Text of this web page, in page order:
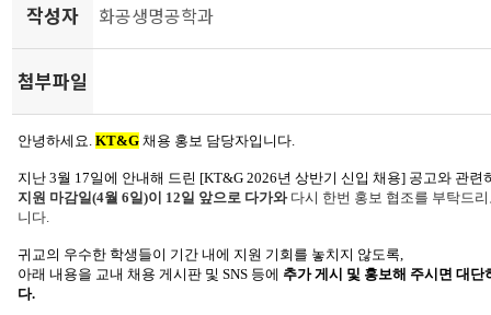
작성자 화공생명공학과
첨부파일
안녕하세요.KT&G 채용 홍보 담당자입니다.
지난 3월 17일에 안내해 드린 [KT&G 2026년 상반기 신입 채용] 공고와 관련
지원 마감일(4월 6일)이 12일 앞으로 다가와다시 한번 홍보 협조를 부탁드
니다.
귀교의 우수한 학생들이 기간 내에 지원 기회를 놓치지 않도록,
아래 내용을 교내 채용 게시판 및 SNS 등에 추가 게시 및 홍보해 주시면 대단
다.